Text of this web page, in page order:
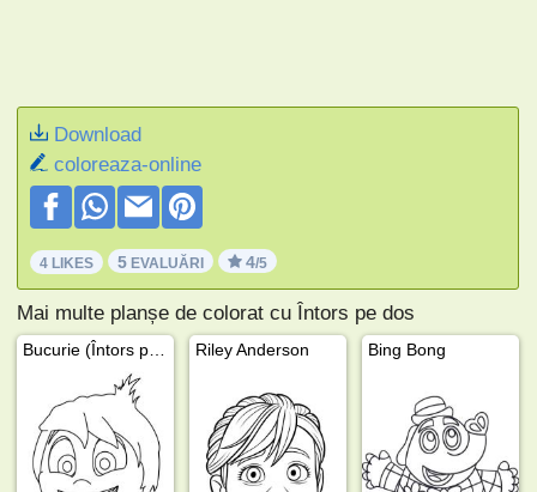
Download
coloreaza-online
4 LIKES 5 EVALUĂRI 4/5
Mai multe planșe de colorat cu Întors pe dos
Riley Anderson Bing Bong